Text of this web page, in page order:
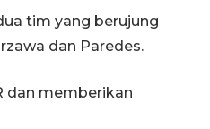
tim yang berujung
dan Paredes.
dan memberikan